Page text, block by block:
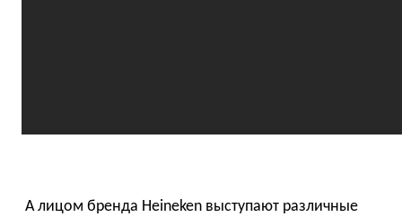
А лицом бренда Heineken выступают различные